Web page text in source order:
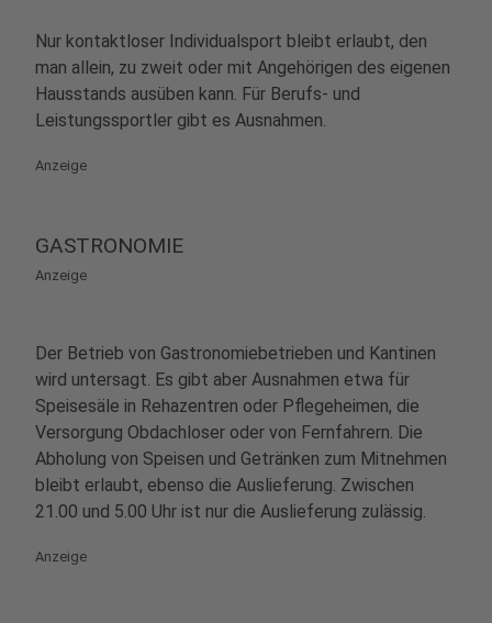
Nur kontaktloser Individualsport bleibt erlaubt, den
man allein, zu zweit oder mit Angehörigen des eigenen
Hausstands ausüben kann. Für Berufs- und
Leistungssportler gibt es Ausnahmen.
Anzeige
GASTRONOMIE
Anzeige
Der Betrieb von Gastronomiebetrieben und Kantinen
wird untersagt. Es gibt aber Ausnahmen etwa für
Speisesäle in Rehazentren oder Pflegeheimen, die
Versorgung Obdachloser oder von Fernfahrern. Die
Abholung von Speisen und Getränken zum Mitnehmen
bleibt erlaubt, ebenso die Auslieferung. Zwischen
21.00 und 5.00 Uhr ist nur die Auslieferung zulässig.
Anzeige